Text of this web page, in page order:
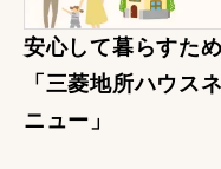
安心して暮らすた
「三菱地所ハウス
ニュー」